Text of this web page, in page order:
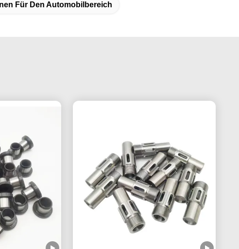
Für Den Automobilbereich